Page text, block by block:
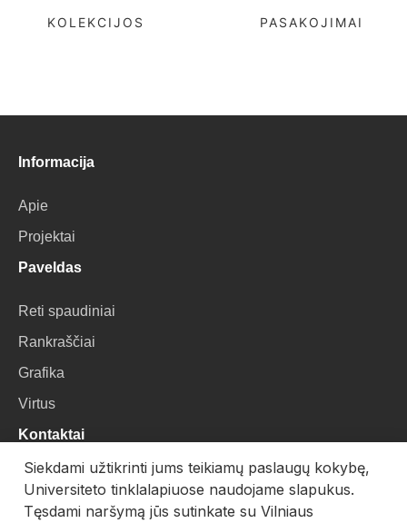
KOLEKCIJOS PASAKOJIMAI
Informacija
Apie
Projektai
Paveldas
Reti spaudiniai
Rankraščiai
Grafika
Virtus
Kontaktai
VU Biblioteka
Universiteto g. 3, LT-01122, Vilnius
Siekdami užtikrinti jums teikiamų paslaugų kokybę,
Universiteto tinklalapiuose naudojame slapukus.
Tęsdami naršymą jūs sutinkate su Vilniaus